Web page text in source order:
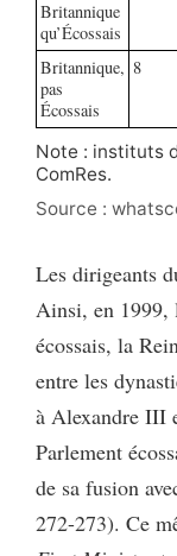
Britannique
qu’Écossais
Britannique,
pas
Écossais
8
Note : instituts
ComRes.
Source :
Les dirigeants
Ainsi, en 1999,
écossais, la
entre les
à Alexandre III
Parlement
de sa fusion
272-273). Ce